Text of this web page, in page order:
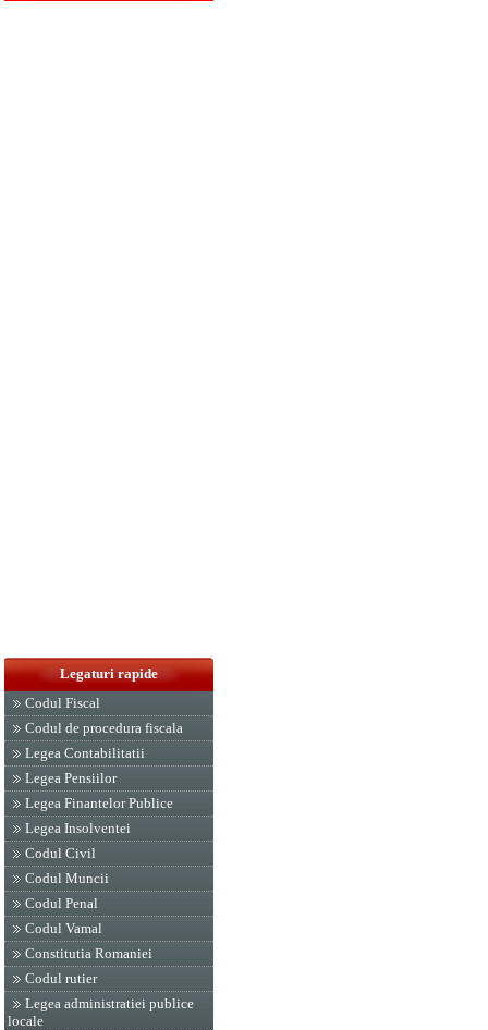
Legaturi rapide
Codul Fiscal
Codul de procedura fiscala
Legea Contabilitatii
Legea Pensiilor
Legea Finantelor Publice
Legea Insolventei
Codul Civil
Codul Muncii
Codul Penal
Codul Vamal
Constitutia Romaniei
Codul rutier
Legea administratiei publice
locale